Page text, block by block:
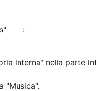
:
interna" nella parte
"Musica".